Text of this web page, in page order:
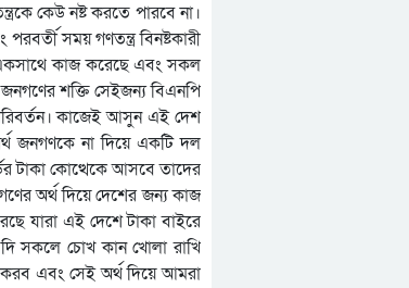
কেউ নষ্ট করতে পারবে না।
সময় গণতন্ত্র বিনষ্টকারী
কাজ করেছে এবং সকল
শক্তি সেইজন্য বিএনপি
কাজেই আসুন এই দেশ
জনগণকে না দিয়ে একটি দল
টাকা কোত্থেকে আসবে তাদের
অর্থ দিয়ে দেশের জন্য কাজ
যারা এই দেশে টাকা বাইরে
সকলে চোখ কান খোলা রাখি
এবং সেই অর্থ দিয়ে আমরা